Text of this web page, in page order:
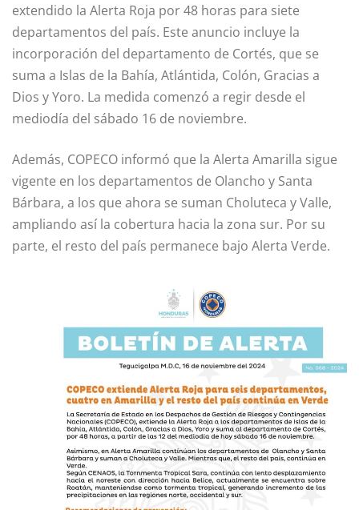
extendido la Alerta Roja por 48 horas para siete
departamentos del país. Este anuncio incluye la
incorporación del departamento de Cortés, que se
suma a Islas de la Bahía, Atlántida, Colón, Gracias a
Dios y Yoro. La medida comenzó a regir desde el
mediodía del sábado 16 de noviembre.
Además, COPECO informó que la Alerta Amarilla sigue
vigente en los departamentos de Olancho y Santa
Bárbara, a los que ahora se suman Choluteca y Valle,
ampliando así la cobertura hacia la zona sur. Por su
parte, el resto del país permanece bajo Alerta Verde.